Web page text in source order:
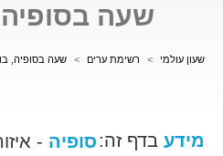
שעה
שעון עולמי > רשימת ערים > שעה בסופיה,
מידע בדף זה:סופיה -